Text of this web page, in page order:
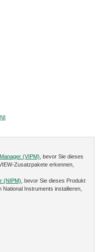
NI
(VIPM) , bevor Sie dieses
Zusatzpakete erkennen,
(NIPM) , bevor Sie dieses Produkt
Instruments installieren,